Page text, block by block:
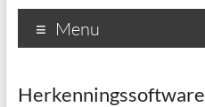
Menu
Herkenningssoftware